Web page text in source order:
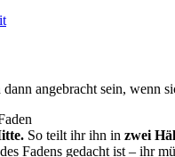
dann angebracht sein, wenn
So teilt ihr ihn in zwei
Fadens gedacht ist – ihr